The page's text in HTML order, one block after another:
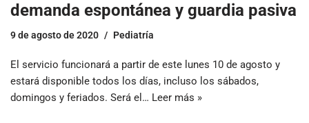
demanda espontánea y guardia pasiva
9 de agosto de 2020 Pediatría
El servicio funcionará a partir de este lunes 10 de agosto y
estará disponible todos los días, incluso los sábados,
domingos y feriados. Será el… Leer más »